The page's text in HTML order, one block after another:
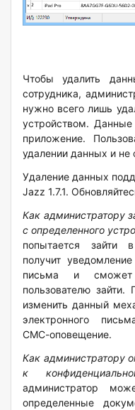
Чтобы удалить
сотрудника,
нужно всего лишь
устройством.
приложение.
удалении данных и не
Удаление данных
Jazz 1.7.1.
Как администратору
с определенного
попытается зайти
получит
письма и сможет
пользователю
изменить данный
электронного
СМС-оповещение.
Как администратору
к
администратор
определенные